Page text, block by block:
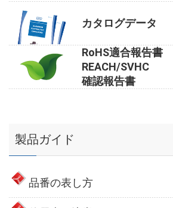
カタログデータ
RoHS適合報告書
REACH/SVHC
確認報告書
製品ガイド
品番の表し方